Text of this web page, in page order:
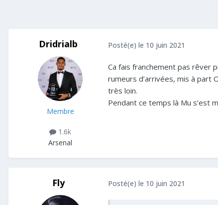
Dridrialb
Membre
1.6k
Arsenal
Posté(e) le 10 juin 2021
Ca fais franchement pas rêver
rumeurs d’arrivées, mis à part
très loin.
Pendant ce temps là Mu s’est
Fly Posté(e) le 10 juin 2021